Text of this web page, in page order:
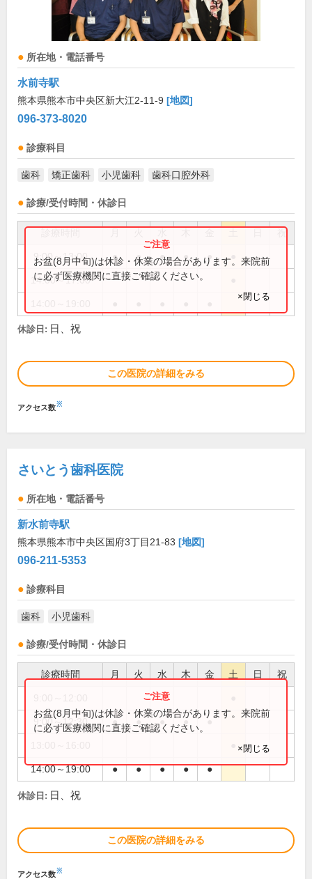
所在地・電話番号
水前寺駅
熊本県熊本市中央区新大江2-11-9 [地図]
096-373-8020
診療科目
歯科 矯正歯科 小児歯科 歯科口腔外科
診療/受付時間・休診日
祝
9:00～13:00 ● ● ● ● ●
14:00～17:00
お盆(8月中旬)は休診・休業の場合があります。来院前
に必ず医療機関に直接ご確認ください。
×閉じる
休診日: 日、祝
この医院の詳細をみる
アクセス数※
さいとう歯科医院
所在地・電話番号
新水前寺駅
熊本県熊本市中央区国府3丁目21-83 [地図]
096-211-5353
診療科目
歯科 小児歯科
診療/受付時間・休診日
診療時間 月 火 水 木 金 土 日 祝
9:00～12:30 ● ● ● ● ●
14:00～19:00 ● ● ● ● ●
お盆(8月中旬)は休診・休業の場合があります。来院前
に必ず医療機関に直接ご確認ください。
×閉じる
休診日: 日、祝
この医院の詳細をみる
アクセス数※